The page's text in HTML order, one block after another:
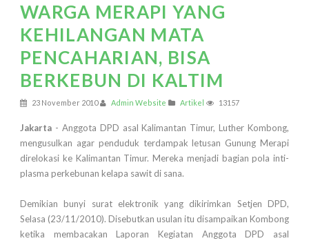
WARGA MERAPI YANG
KEHILANGAN MATA
PENCAHARIAN, BISA
BERKEBUN DI KALTIM
23 November 2010 Admin Website Artikel 13157
Jakarta - Anggota DPD asal Kalimantan Timur, Luther Kombong,
mengusulkan agar penduduk terdampak letusan Gunung Merapi
direlokasi ke Kalimantan Timur. Mereka menjadi bagian pola inti-
plasma perkebunan kelapa sawit di sana.
Demikian bunyi surat elektronik yang dikirimkan Setjen DPD,
Selasa (23/11/2010). Disebutkan usulan itu disampaikan Kombong
ketika membacakan Laporan Kegiatan Anggota DPD asal